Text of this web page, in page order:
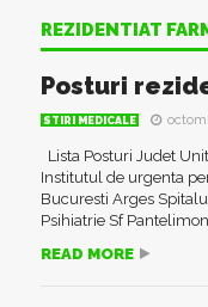
REZIDENTIAT
Posturi
STIRI MEDICALE
Lista Posturi Judet
Institutul de urgenta
Bucuresti Arges
Psihiatrie Sf
READ MORE